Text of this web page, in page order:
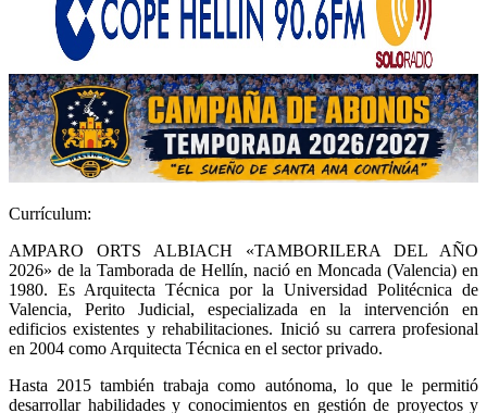
Currículum:
AMPARO ORTS ALBIACH «TAMBORILERA DEL AÑO
2026» de la Tamborada de Hellín, nació en Moncada (Valencia) en
1980. Es Arquitecta Técnica por la Universidad Politécnica de
Valencia, Perito Judicial, especializada en la intervención en
edificios existentes y rehabilitaciones. Inició su carrera profesional
en 2004 como Arquitecta Técnica en el sector privado.
Hasta 2015 también trabaja como autónoma, lo que le permitió
desarrollar habilidades y conocimientos en gestión de proyectos y